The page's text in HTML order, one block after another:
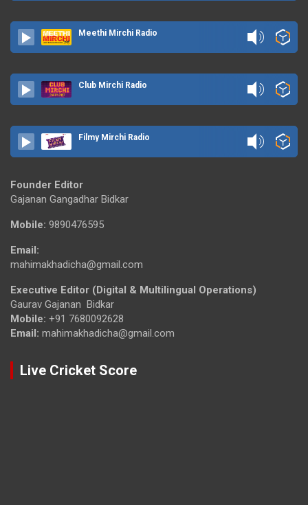
Meethi Mirchi Radio
Club Mirchi Radio
Filmy Mirchi Radio
Founder Editor
Gajanan Gangadhar Bidkar
Mobile: 9890476595
Email:
mahimakhadicha@gmail.com
Executive Editor (Digital & Multilingual Operations)
Gaurav Gajanan Bidkar
Mobile: +91 7680092628
Email: mahimakhadicha@gmail.com
Live Cricket Score